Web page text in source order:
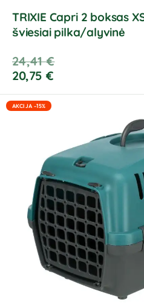
TRIXIE Capri 2 boksas
šviesiai pilka/alyvinė
24,41€
20,75 €
AKCIJA -15%